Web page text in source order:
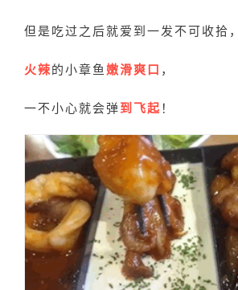
但是吃过之后就爱到一发不可收拾，
火辣的小章鱼嫩滑爽口 ，
一不小心就会弹到飞起 ！